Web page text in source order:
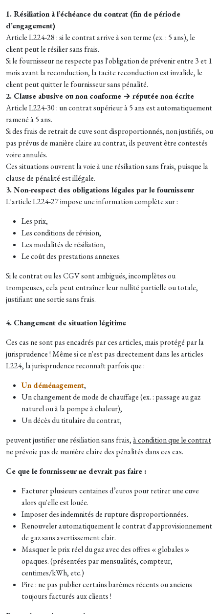
1. Résiliation à l’échéance du contrat (fin de période
d’engagement)
Article L224-28 : si le contrat arrive à son terme (ex. : 5 ans), le
client peut le résilier sans frais.
Si le fournisseur ne respecte pas l'obligation de prévenir entre 3 et 1
mois avant la reconduction, la tacite reconduction est invalide, le
client peut quitter le fournisseur sans pénalité.
2. Clause abusive ou non conforme → réputée non écrite
Article L224-30 : un contrat supérieur à 5 ans est automatiquement
ramené à 5 ans.
Si des frais de retrait de cuve sont disproportionnés, non justifiés, ou
pas prévus de manière claire au contrat, ils peuvent être contestés
voire annulés.
Ces situations ouvrent la voie à une résiliation sans frais, puisque la
clause de pénalité est illégale.
3. Non-respect des obligations légales par le fournisseur
L'article L224-27 impose une information complète sur :
Les prix,
Les conditions de révision,
Les modalités de résiliation,
Le coût des prestations annexes.
Si le contrat ou les CGV sont ambiguës, incomplètes ou
trompeuses, cela peut entraîner leur nullité partielle ou totale,
justifiant une sortie sans frais.
4. Changement de situation légitime
Ces cas ne sont pas encadrés par ces articles, mais protégé par la
jurisprudence ! Même si ce n'est pas directement dans les articles
L224, la jurisprudence reconnaît parfois que :
Un déménagement,
Un changement de mode de chauffage (ex. : passage au gaz
naturel ou à la pompe à chaleur),
Un décès du titulaire du contrat,
peuvent justifier une résiliation sans frais,à condition que le contrat
ne prévoie pas de manière claire des pénalités dans ces cas.
Ce que le fournisseur ne devrait pas faire :
Facturer plusieurs centaines d’euros pour retirer une cuve
alors qu'elle est louée.
Imposer des indemnités de rupture disproportionnées.
Renouveler automatiquement le contrat d'approvisionnement
de gaz sans avertissement clair.
Masquer le prix réel du gaz avec des offres « globales »
opaques. (présentées par mensualités, compteur,
centimes/kWh, etc.)
Pire : ne pas publier certains barèmes récents ou anciens
toujours facturés aux clients !